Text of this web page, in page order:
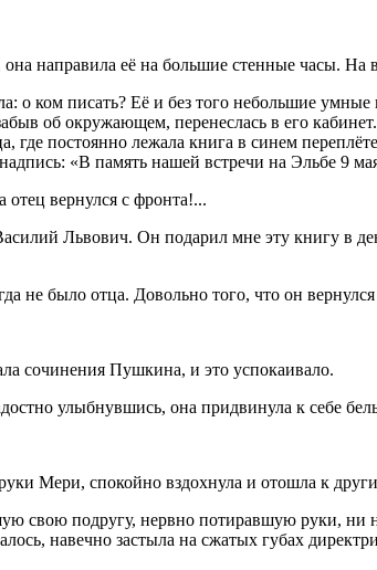
направила её на большие стенные часы. На
ком писать? Её и без того небольшие умные
об окружающем, перенеслась в его
постоянно лежала книга в синем
«В память нашей встречи на Эльбе
отец вернулся с фронта!...
Львович. Он подарил мне эту книгу в
не было отца. Довольно того, что он
сочинения Пушкина, и это успокаивало.
улыбнувшись, она придвинула к себе
Мери, спокойно вздохнула и отошла к
свою подругу, нервно потиравшую руки, ни
навечно застыла на сжатых губах